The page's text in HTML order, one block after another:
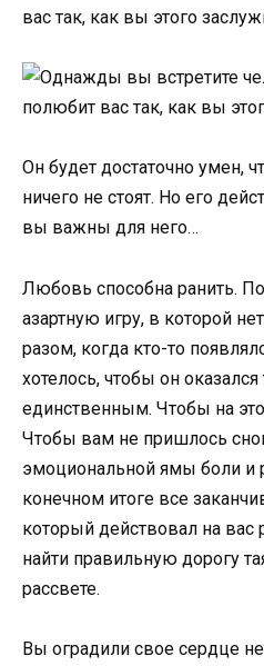
вас так, как вы этого
Он будет достаточно умен,
ничего не стоят. Но его
вы важны для него…
Любовь способна ранить.
азартную игру, в которой
разом, когда кто-то
хотелось, чтобы он
единственным. Чтобы на
Чтобы вам не пришлось
эмоциональной ямы боли и
конечном итоге все
который действовал на
найти правильную дорогу
рассвете.
Вы оградили свое сердце